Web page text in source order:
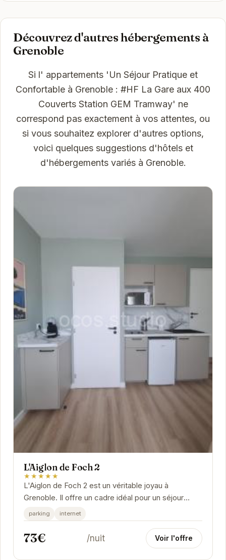
Découvrez d'autres hébergements à
Grenoble
Si l' appartements 'Un Séjour Pratique et
Confortable à Grenoble : #HF La Gare aux 400
Couverts Station GEM Tramway' ne
correspond pas exactement à vos attentes, ou
si vous souhaitez explorer d'autres options,
voici quelques suggestions d'hôtels et
d'hébergements variés à Grenoble.
L'Aiglon de Foch 2
★★★★★
L'Aiglon de Foch 2 est un véritable joyau à
Grenoble. Il offre un cadre idéal pour un séjour
inoubliable.
parking internet
73€ /nuit Voir l'offre